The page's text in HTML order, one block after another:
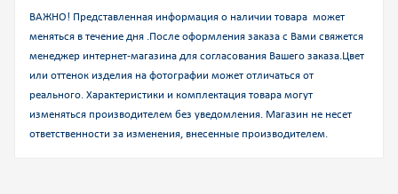
ВАЖНО! Представленная информация о наличии товара может
меняться в течение дня .После оформления заказа с Вами свяжется
менеджер интернет-магазина для согласования Вашего заказа.Цвет
или оттенок изделия на фотографии может отличаться от
реального. Характеристики и комплектация товара могут
изменяться производителем без уведомления. Магазин не несет
ответственности за изменения, внесенные производителем.